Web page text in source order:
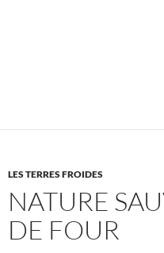
LES TERRES FROIDES
NATURE
DE FOUR